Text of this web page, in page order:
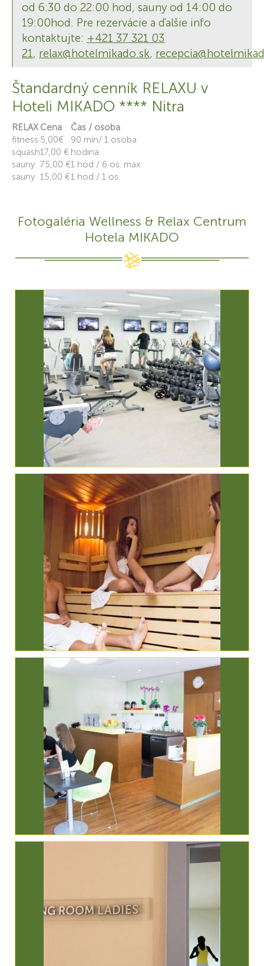
od 6:30 do 22:00 hod, sauny od 14:00 do
19:00hod. Pre rezervácie a ďalšie info
kontaktujte: +421 37 321 03
21, relax@hotelmikado.sk,
Štandardný cenník RELAXU v
Hoteli MIKADO **** Nitra
RELAX Cena
Čas / osoba
fitness 5,00€
90 min/ 1 osoba
squash17,00 € hodina
sauny 75,00 €1 hod / 6 os. max
sauny 15,00 €1 hod / 1 os.
Fotogaléria Wellness & Relax Centrum
Hotela MIKADO